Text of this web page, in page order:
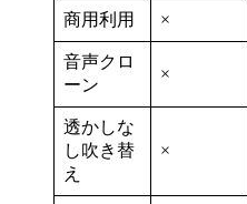
商用利用 ×
音声クロ
ーン
×
透かしな
し吹き替
え
×